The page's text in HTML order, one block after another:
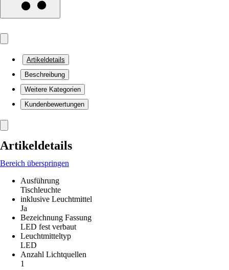
Artikeldetails
Beschreibung
Weitere Kategorien
Kundenbewertungen
Artikeldetails
Bereich überspringen
Ausführung
Tischleuchte
inklusive Leuchtmittel
Ja
Bezeichnung Fassung
LED fest verbaut
Leuchtmitteltyp
LED
Anzahl Lichtquellen
1